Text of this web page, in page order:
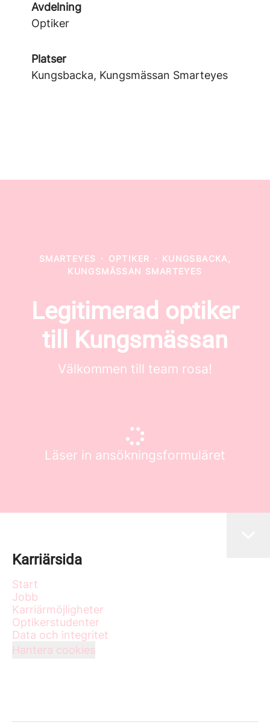
Avdelning
Optiker
Platser
Kungsbacka, Kungsmässan Smarteyes
SMARTEYES · OPTIKER ·
KUNGSBACKA,
KUNGSMÄSSAN SMARTEYES
Legitimerad optiker
till Kungsmässan
Välkommen till team rosa!
Läser in ansökningsformuläret
Karriärsida
Start
Jobb
Karriärmöjligheter
Optikerstudenter
Data och integritet
Hantera cookies